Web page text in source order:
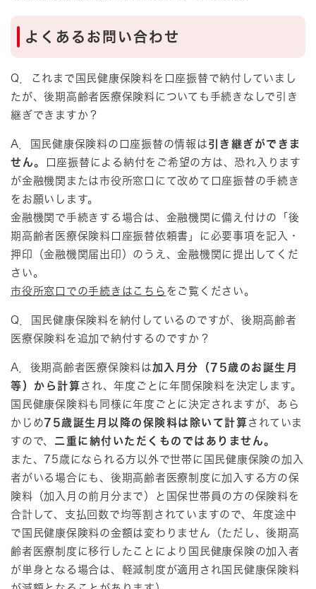
よくあるお問い合わせ
Q．これまで国民健康保険料を口座振替で納付していまし
たが、後期高齢者医療保険料についても手続きなしで引き
継ぎできますか？
A．国民健康保険料の口座振替の情報は 引き継ぎができま
せん。
口座振替による納付をご希望の方は、恐れ入ります
が金融機関または市役所窓口にて改めて口座振替の手続き
をお願いします。
金融機関で手続きする場合は、金融機関に備え付けの「後
期高齢者医療保険料口座振替依頼書」に必要事項を記入・
押印（金融機関届出印）のうえ、金融機関に提出してくだ
さい。
市役所窓口での手続きはこちら をご覧ください。
Q．国民健康保険料を納付しているのですが、後期高齢者
医療保険料を追加で納付するのですか？
A．後期高齢者医療保険料は加入月分（75歳のお誕生月
等）から計算 され、年度ごとに年間保険料を決定します。
国民健康保険料も同様に年度ごとに決定されますが、あら
かじめ75歳誕生月以降の保険料は除いて計算 されていま
すので、 二重に納付いただくものではありません。
また、75歳になられる方以外で世帯に国民健康保険の加入
者がいる場合にも、後期高齢者医療制度に加入する方の保
険料（加入月の前月分まで）と国保世帯員の方の保険料を
合計して、支払回数で均等割されていますので、年度途中
で国民健康保険料の金額は変わりません（ただし、後期高
齢者医療制度に移行したことにより国民健康保険の加入者
が単身となる場合は、軽減制度が適用され国民健康保険料